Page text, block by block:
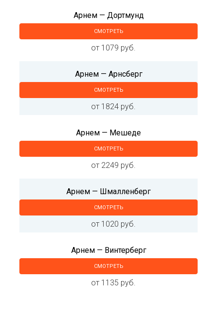
Арнем — Дортмунд
СМОТРЕТЬ
от 1079 руб.
Арнем — Арнсберг
СМОТРЕТЬ
от 1824 руб.
Арнем — Мешеде
СМОТРЕТЬ
от 2249 руб.
Арнем — Шмалленберг
СМОТРЕТЬ
от 1020 руб.
Арнем — Винтерберг
СМОТРЕТЬ
от 1135 руб.